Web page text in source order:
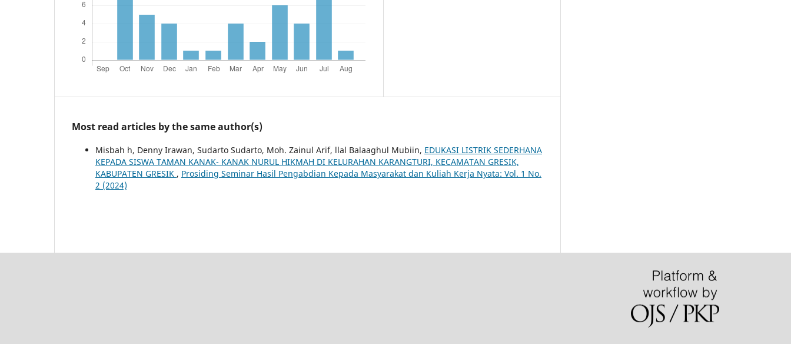
Most read articles by the same author(s)
Misbah h, Denny Irawan, Sudarto Sudarto, Moh. Zainul Arif, llal Balaaghul Mubiin, EDUKASI LISTRIK SEDERHANA
KEPADA SISWA TAMAN KANAK- KANAK NURUL HIKMAH DI KELURAHAN KARANGTURI, KECAMATAN GRESIK,
KABUPATEN GRESIK , Prosiding Seminar Hasil Pengabdian Kepada Masyarakat dan Kuliah Kerja Nyata: Vol. 1 No.
2 (2024)